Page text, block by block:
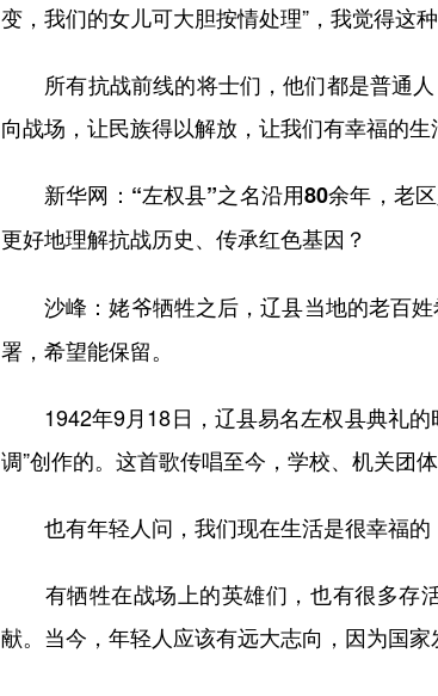
变，我们的女儿可大胆按情处理”，我觉得这
所有抗战前线的将士们，他们都是普通人
向战场，让民族得以解放，让我们有幸福的生
新华网：“左权县”之名沿用80余年，老
更好地理解抗战历史、传承红色基因？
沙峰：姥爷牺牲之后，辽县当地的老百
署，希望能保留。
1942年9月18日，辽县易名左权县典礼的
调”创作的。这首歌传唱至今，学校、机关团
也有年轻人问，我们现在生活是很幸福的
有牺牲在战场上的英雄们，也有很多存
献。当今，年轻人应该有远大志向，因为国家